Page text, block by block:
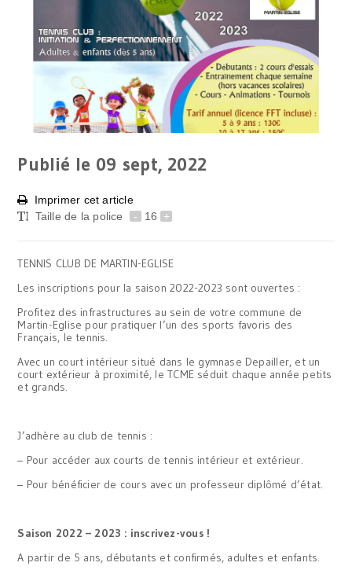
Publié le 09 sept, 2022
Imprimer cet article
Taille de la police
- 16 +
TENNIS CLUB DE MARTIN-EGLISE
Les inscriptions pour la saison 2022-2023 sont ouvertes :
Profitez des infrastructures au sein de votre commune de
Martin-Eglise pour pratiquer l’un des sports favoris des
Français, le tennis.
Avec un court intérieur situé dans le gymnase Depailler, et un
court extérieur à proximité, le TCME séduit chaque année petits
et grands.
J’adhère au club de tennis :
– Pour accéder aux courts de tennis intérieur et extérieur.
– Pour bénéficier de cours avec un professeur diplômé d’état.
Saison 2022 – 2023 : inscrivez-vous !
A partir de 5 ans, débutants et confirmés, adultes et enfants.